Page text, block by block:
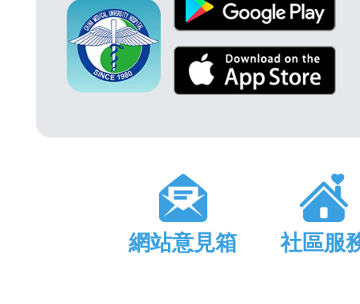
網站意見箱 社區服